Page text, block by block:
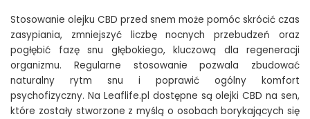
Stosowanie olejku CBD przed snem może pomóc skrócić czas
zasypiania, zmniejszyć liczbę nocnych przebudzeń oraz
pogłębić fazę snu głębokiego, kluczową dla regeneracji
organizmu. Regularne stosowanie pozwala zbudować
naturalny rytm snu i poprawić ogólny komfort
psychofizyczny. Na Leaflife.pl dostępne są olejki CBD na sen,
które zostały stworzone z myślą o osobach borykających się